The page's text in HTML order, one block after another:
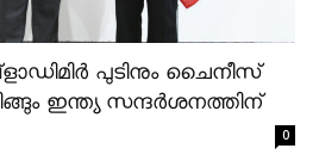
പുടിനും ചൈനീസ്
ഇന്ത്യ സന്ദർശനത്തിന്
0